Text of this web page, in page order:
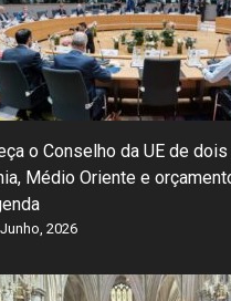
o Conselho da UE de dois
Médio Oriente e
2026